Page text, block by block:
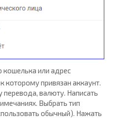
кошелька или адрес
которому привязан аккаунт.
валюту. Написать
Выбрать тип
обычный). Нажать